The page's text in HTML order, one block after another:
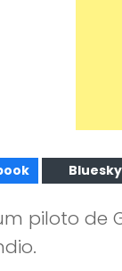
Bluesky
piloto de